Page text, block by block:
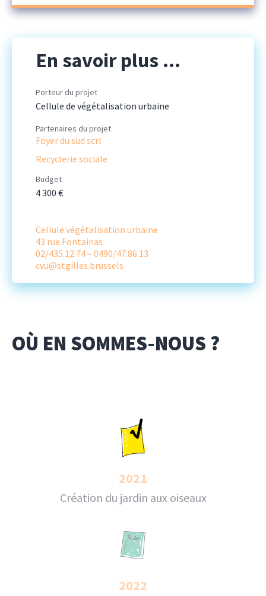
En savoir plus ...
Porteur du projet
Cellule de végétalisation urbaine
Partenaires du projet
Foyer du sud scrl
Recyclerie sociale
Budget
4 300 €
Cellule végétalisation urbaine
43 rue Fontainas
02/435.12.74 – 0490/47.86.13
cvu@stgilles.brussels
OÙ EN SOMMES-NOUS ?
2021
Création du jardin aux oiseaux
2022